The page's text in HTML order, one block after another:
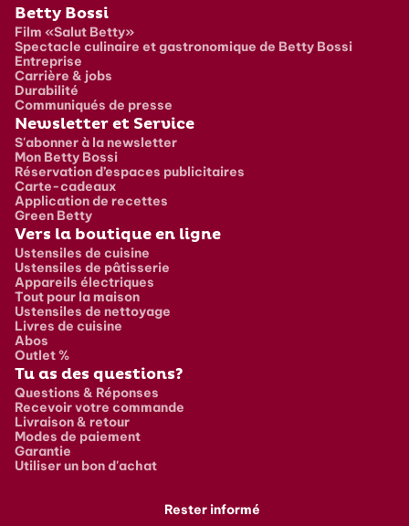
Pied de page
Betty Bossi
Film «Salut Betty»
Spectacle culinaire et gastronomique de Betty Bossi
Entreprise
Carrière & jobs
Durabilité
Communiqués de presse
Newsletter et Service
S'abonner à la newsletter
Mon Betty Bossi
Réservation d’espaces publicitaires
Carte-cadeaux
Application de recettes
Green Betty
Vers la boutique en ligne
Ustensiles de cuisine
Ustensiles de pâtisserie
Appareils électriques
Tout pour la maison
Ustensiles de nettoyage
Livres de cuisine
Abos
Outlet %
Tu as des questions?
Questions & Réponses
Recevoir votre commande
Livraison & retour
Modes de paiement
Garantie
Utiliser un bon d'achat
Rester informé